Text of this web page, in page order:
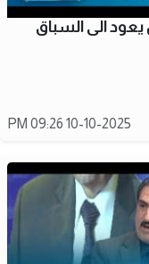
الى السباق
10-10-2025 09:26 PM